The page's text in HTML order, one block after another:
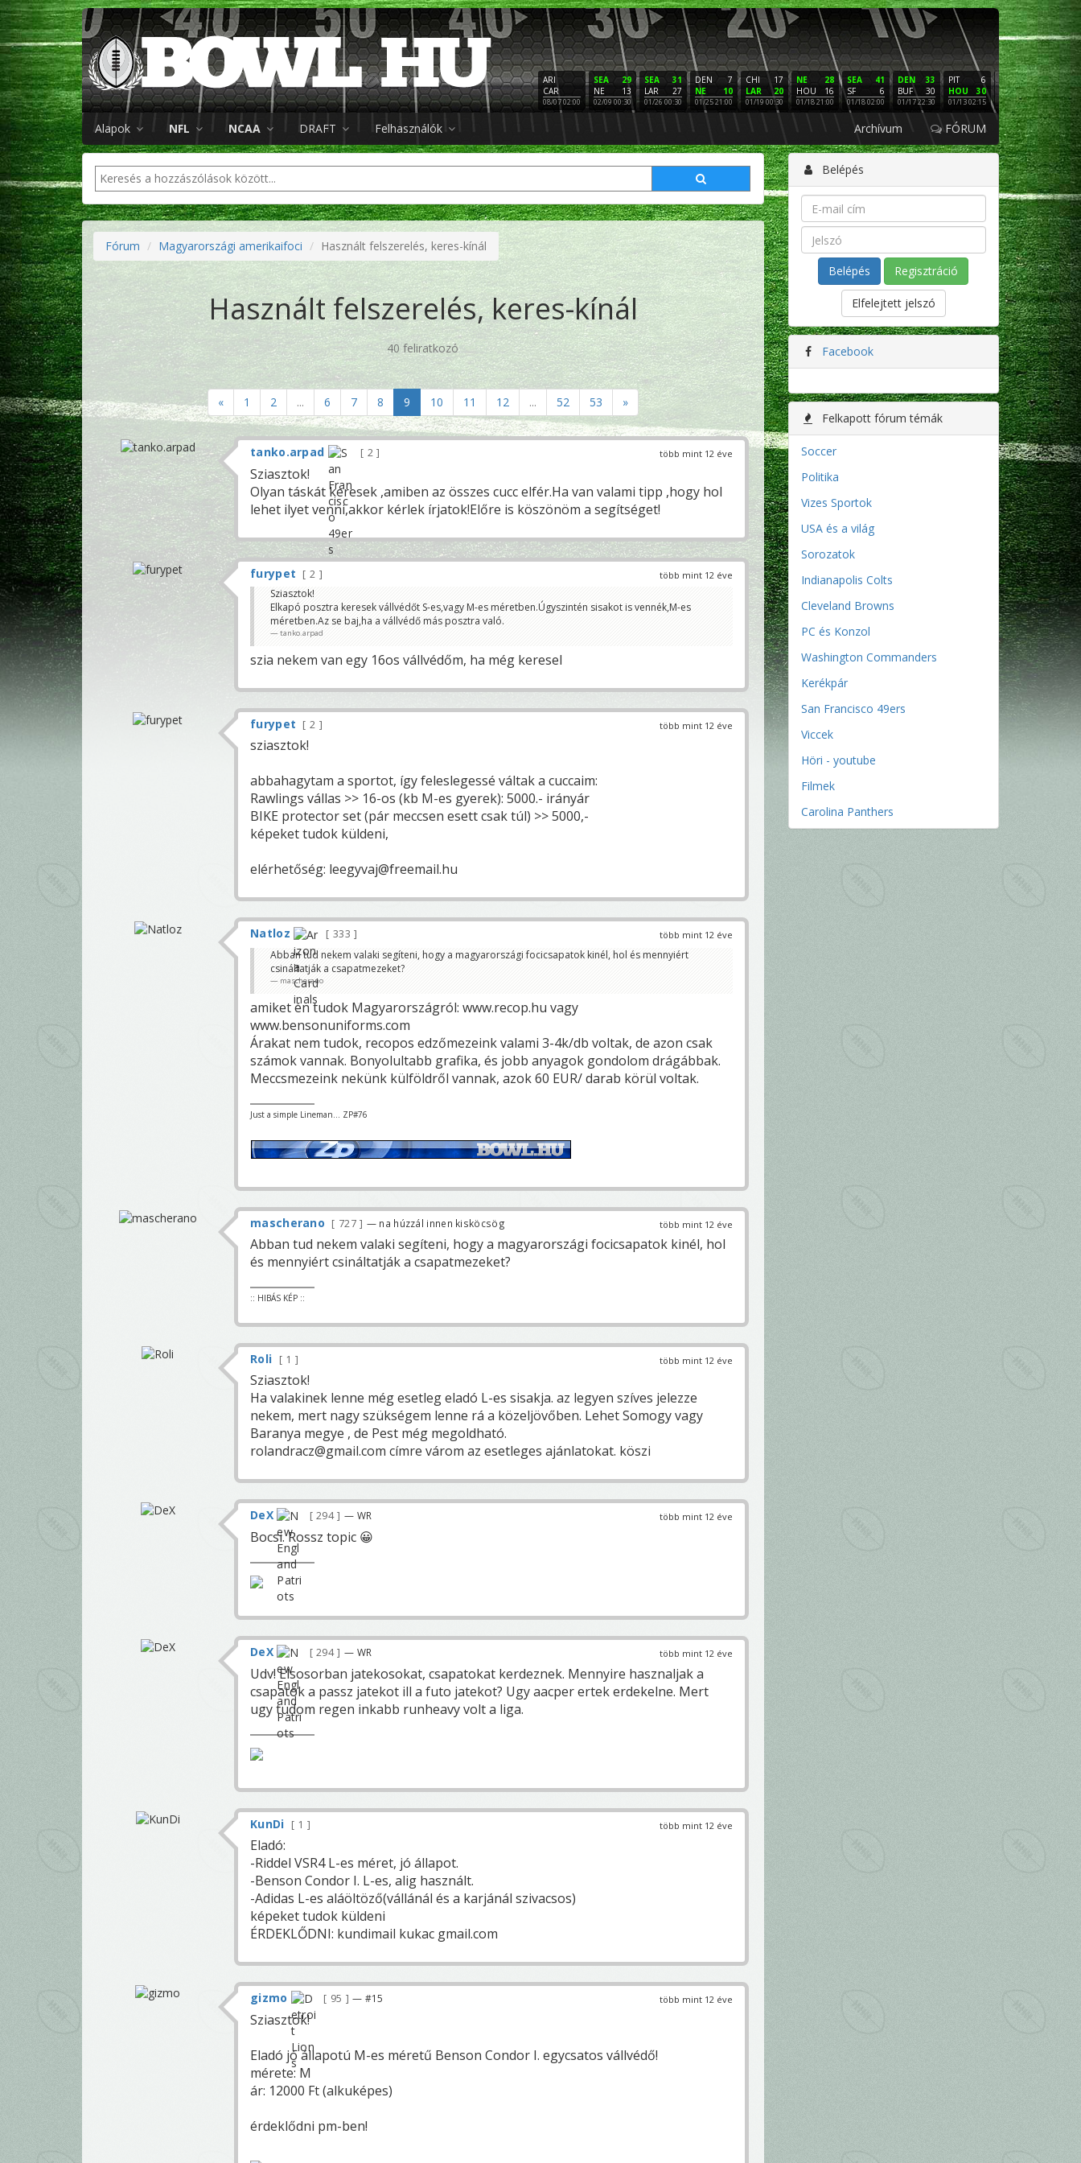
ARI
CAR
08/07 02:00
29
SEA
13
NE
02/09 00:30
31
SEA
27
LAR
01/26 00:30
7
DEN
10
NE
01/25 21:00
17
CHI
20
LAR
01/19 00:30
28
NE
16
HOU
01/18 21:00
41
SEA
6
SF
01/18 02:00
33
DEN
30
BUF
01/17 22:30
6
PIT
30
HOU
01/13 02:15
16
NE
3
LAC
01/12 02:00
PHI
SF
01/11
Alapok NFL NCAA DRAFT Felhasználók Archívum FÓRUM
Fórum Magyarországi amerikaifoci Használt felszerelés, keres-kínál
Használt felszerelés, keres-kínál
40 feliratkozó
« 1 2 ... 6 7 8 9 10 11 12 ... 52 53 »
több mint 12 éve
tanko.arpad 2
Sziasztok!
Olyan táskát keresek ,amiben az összes cucc elfér.Ha van valami tipp ,hogy hol
lehet ilyet venni,akkor kérlek írjatok!Előre is köszönöm a segítséget!
több mint 12 éve
furypet
2
Sziasztok!
Elkapó posztra keresek vállvédőt S-es,vagy M-es méretben.Úgyszintén sisakot is vennék,M-es
méretben.Az se baj,ha a vállvédő más posztra való.
tanko.arpad
szia nekem van egy 16os vállvédőm, ha még keresel
több mint 12 éve
furypet 2
sziasztok!
abbahagytam a sportot, így feleslegessé váltak a cuccaim:
Rawlings vállas >> 16-os (kb M-es gyerek): 5000.- irányár
BIKE protector set (pár meccsen esett csak túl) >> 5000,-
képeket tudok küldeni,
elérhetőség: leegyvaj@freemail.hu
több mint 12 éve
Natloz
333
Abban tud nekem valaki segíteni, hogy a magyarországi focicsapatok kinél, hol és mennyiért
csináltatják a csapatmezeket?
mascherano
amiket én tudok Magyarországról: www.recop.hu vagy
www.bensonuniforms.com
Árakat nem tudok, recopos edzőmezeink valami 3-4k/db voltak, de azon csak
számok vannak. Bonyolultabb grafika, és jobb anyagok gondolom drágábbak.
Meccsmezeink nekünk külföldről vannak, azok 60 EUR/ darab körül voltak.
Just a simple Lineman... ZP#76
több mint 12 éve
mascherano 727 — na húzzál innen kisköcsög
Abban tud nekem valaki segíteni, hogy a magyarországi focicsapatok kinél, hol
és mennyiért csináltatják a csapatmezeket?
:: HIBÁS KÉP ::
több mint 12 éve
Roli 1
Sziasztok!
Ha valakinek lenne még esetleg eladó L-es sisakja. az legyen szíves jelezze
nekem, mert nagy szükségem lenne rá a közeljövőben. Lehet Somogy vagy
Baranya megye , de Pest még megoldható.
rolandracz@gmail.com címre várom az esetleges ajánlatokat. köszi
több mint 12 éve
DeX 294 — WR
Bocsi. Rossz topic 😀
több mint 12 éve
DeX 294 — WR
Udv! Elsosorban jatekosokat, csapatokat kerdeznek. Mennyire hasznaljak a
csapatok a passz jatekot ill a futo jatekot? Ugy aacper ertek erdekelne. Mert
ugy tudom regen inkabb runheavy volt a liga.
több mint 12 éve
KunDi 1
Eladó:
-Riddel VSR4 L-es méret, jó állapot.
-Benson Condor I. L-es, alig használt.
-Adidas L-es aláöltöző(vállánál és a karjánál szivacsos)
képeket tudok küldeni
ÉRDEKLŐDNI: kundimail kukac gmail.com
több mint 12 éve
gizmo 95 — #15
Sziasztok!
Eladó jó állapotú M-es méretű Benson Condor I. egycsatos vállvédő!
mérete: M
ár: 12000 Ft (alkuképes)
érdeklődni pm-ben!
Belépés
Regisztráció
Elfelejtett jelszó
Facebook
Felkapott fórum témák
Soccer
Politika
Vizes Sportok
USA és a világ
Sorozatok
Indianapolis Colts
Cleveland Browns
PC és Konzol
Washington Commanders
Kerékpár
San Francisco 49ers
Viccek
Höri - youtube
Filmek
Carolina Panthers